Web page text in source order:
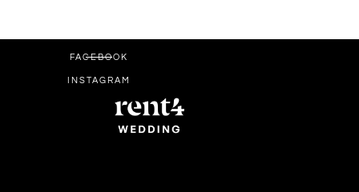
FACEBOOK
INSTAGRAM